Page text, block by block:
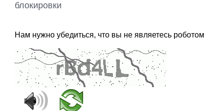
блокировки
Нам нужно убедиться, что вы не являетесь роботом